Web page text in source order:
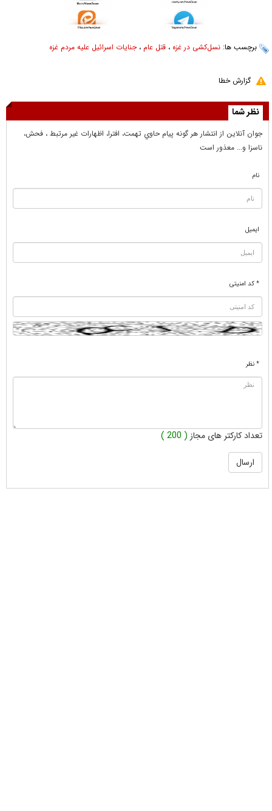
برچسب ها: نسل‌کشی در غزه ، قتل عام ،جنایات اسرائیل علیه مردم غزه
گزارش خطا
نظر شما
جوان آنلاين از انتشار هر گونه پيام حاوي تهمت، افترا، اظهارات غير مرتبط ، فحش،
ناسزا و... معذور است
نام
ایمیل
* کد امنیتی
* نظر
تعداد کارکتر های مجاز ( 200 )